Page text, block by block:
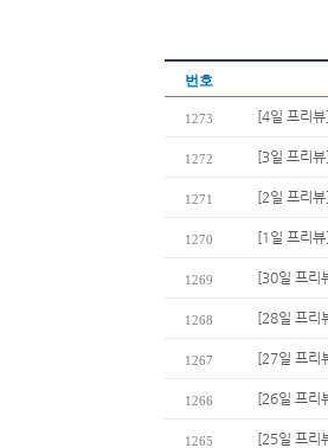
번호
1273 [4일 프리
1272 [3일 프리
1271 [2일 프리
1270 [1일 프리
1269 [30일 프리
1268 [28일 프리
1267 [27일 프리
1266 [26일 프리
1265 [25일 프리